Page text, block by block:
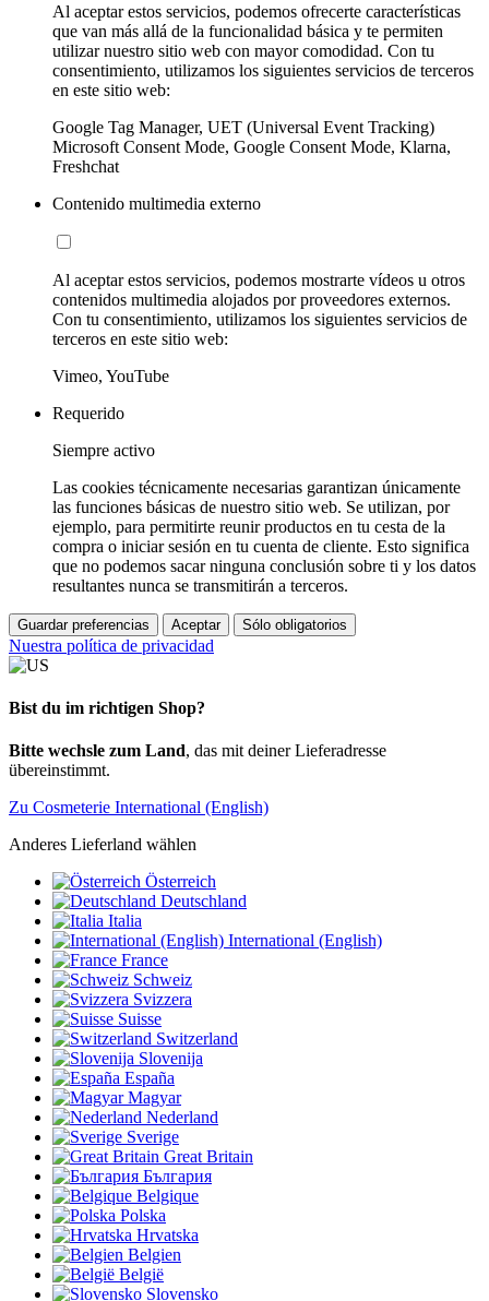
Al aceptar estos servicios, podemos ofrecerte características
que van más allá de la funcionalidad básica y te permiten
utilizar nuestro sitio web con mayor comodidad. Con tu
consentimiento, utilizamos los siguientes servicios de terceros
en este sitio web:
Google Tag Manager, UET (Universal Event Tracking)
Microsoft Consent Mode, Google Consent Mode, Klarna,
Freshchat
Contenido multimedia externo
Al aceptar estos servicios, podemos mostrarte vídeos u otros
contenidos multimedia alojados por proveedores externos.
Con tu consentimiento, utilizamos los siguientes servicios de
terceros en este sitio web:
Vimeo, YouTube
Requerido
Siempre activo
Las cookies técnicamente necesarias garantizan únicamente
las funciones básicas de nuestro sitio web. Se utilizan, por
ejemplo, para permitirte reunir productos en tu cesta de la
compra o iniciar sesión en tu cuenta de cliente. Esto significa
que no podemos sacar ninguna conclusión sobre ti y los datos
resultantes nunca se transmitirán a terceros.
Guardar preferencias Aceptar Sólo obligatorios
Nuestra política de privacidad
Bist du im richtigen Shop?
Bitte wechsle zum Land, das mit deiner Lieferadresse
übereinstimmt.
Zu Cosmeterie International (English)
Anderes Lieferland wählen
Österreich
Deutschland
Italia
International (English)
France
Schweiz
Svizzera
Suisse
Switzerland
Slovenija
España
Magyar
Nederland
Sverige
Great Britain
България
Belgique
Polska
Hrvatska
Belgien
België
Slovensko